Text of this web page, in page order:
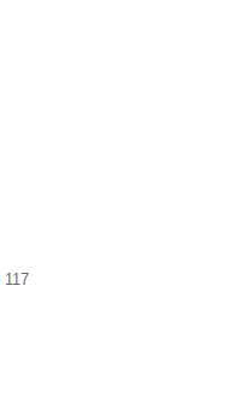
117